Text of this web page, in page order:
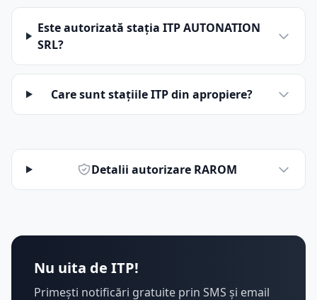
Este autorizată stația ITP AUTONATION
SRL?
Care sunt stațiile ITP din apropiere?
Detalii autorizare RAROM
Nu uita de ITP!
Primești notificări gratuite prin SMS și email